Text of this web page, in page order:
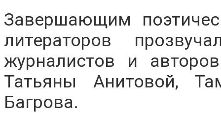
Завершающим
литераторов
журналистов и
Татьяны Анитовой,
Багрова.